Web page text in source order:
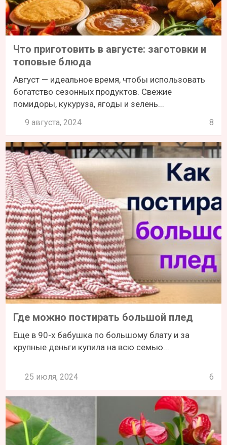
Что приготовить в августе: заготовки и
топовые блюда
Август — идеальное время, чтобы использовать
богатство сезонных продуктов. Свежие
помидоры, кукуруза, ягоды и зелень...
9 августа, 2024 8
Где можно постирать большой плед
Еще в 90-х бабушка по большому блату и за
крупные деньги купила на всю семью...
25 июля, 2024 6